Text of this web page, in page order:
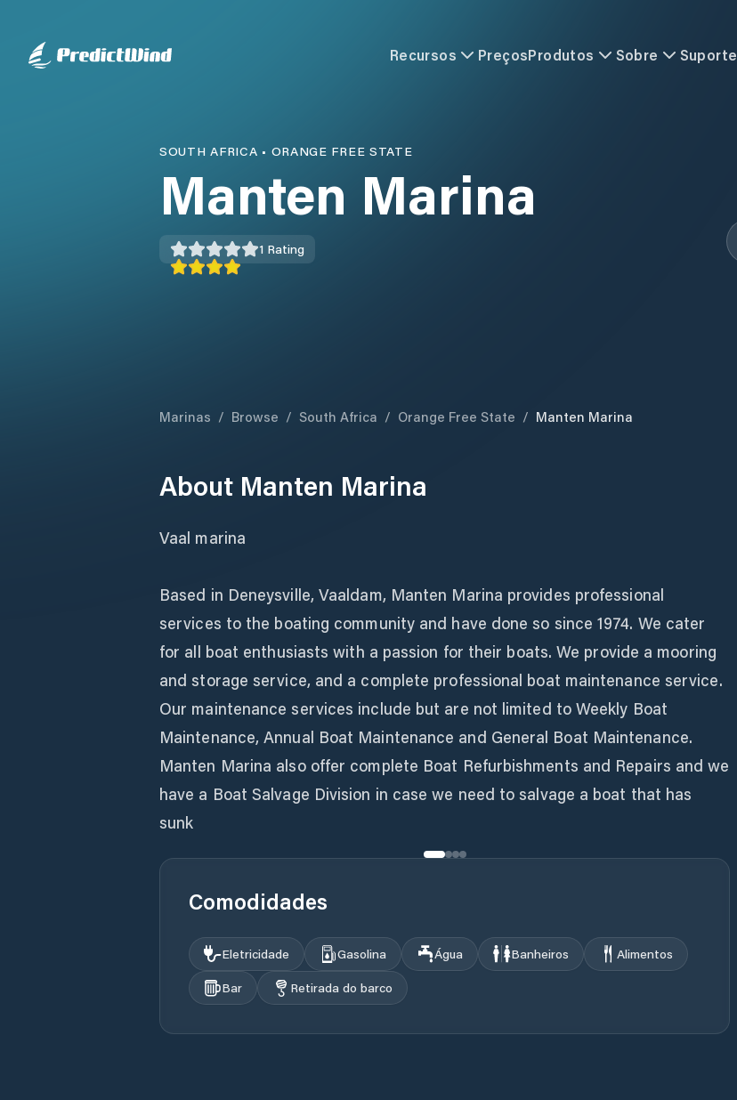
Recursos PreçosProdutos Sobre Suporte
SOUTH AFRICA • ORANGE FREE STATE
Manten Marina
1 Rating
Marinas / Browse / South Africa / Orange Free State / Manten Marina
About Manten Marina
Vaal marina
Based in Deneysville, Vaaldam, Manten Marina provides professional
services to the boating community and have done so since 1974. We cater
for all boat enthusiasts with a passion for their boats. We provide a mooring
and storage service, and a complete professional boat maintenance service.
Our maintenance services include but are not limited to Weekly Boat
Maintenance, Annual Boat Maintenance and General Boat Maintenance.
Manten Marina also offer complete Boat Refurbishments and Repairs and we
have a Boat Salvage Division in case we need to salvage a boat that has
sunk
Comodidades
Eletricidade Gasolina Água Banheiros
Alimentos
Bar
Retirada do barco